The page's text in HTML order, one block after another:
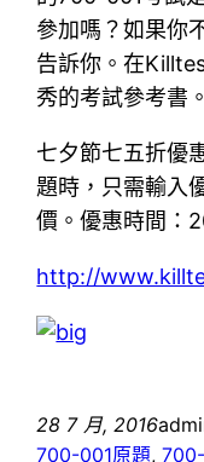
參加嗎？如果你
告訴你。在
秀的考試參考書。
七夕節七五折優
題時，只需輸入
價。優惠時間：
http://
28 7 月, 2016
700-001原題,